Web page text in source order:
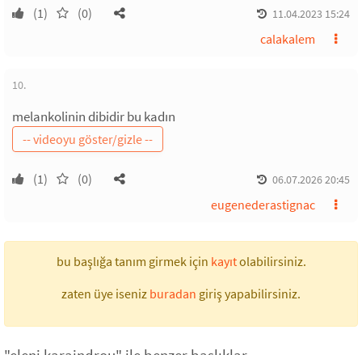
(1) (0) 11.04.2023 15:24
calakalem
10.
melankolinin dibidir bu kadın
(1) (0) 06.07.2026 20:45
eugenederastignac
bu başlığa tanım girmek için kayıtolabilirsiniz.
zaten üye iseniz buradan giriş yapabilirsiniz.